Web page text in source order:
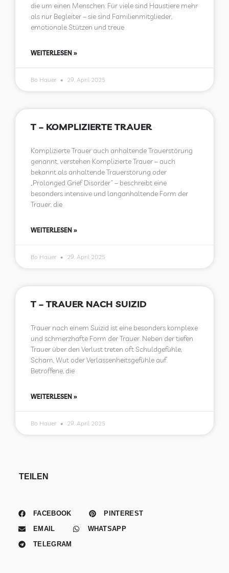
die um einen Menschen. Für viele sind Haustiere mehr
als nur Begleiter – sie sind Familienmitglieder,
emotionale Stützen und treue
WEITERLESEN »
Bo Hauer 29. April 2025
T – KOMPLIZIERTE TRAUER
Komplizierte Trauer auch anhaltende Trauerstörung
genannt, verstehen Komplizierte Trauer – auch
bekannt als anhaltende Trauerstörung oder
„Prolonged Grief Disorder“ – beschreibt eine
besonders intensive und langanhaltende Form der
Trauer, die
WEITERLESEN »
Bo Hauer 29. April 2025
T – TRAUER NACH SUIZID
Trauer nach einem Suizid ist eine besonders komplexe
und schmerzhafte Form der Trauer. Neben der tiefen
Trauer über den Verlust treten oft Schuldgefühle,
Scham, Wut oder Verlassenheitsgefühle auf.
Betroffene, die
WEITERLESEN »
Bo Hauer 29. April 2025
TEILEN
FACEBOOK
PINTEREST
EMAIL
WHATSAPP
TELEGRAM